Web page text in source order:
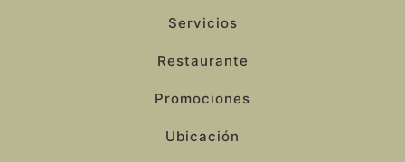
Servicios
Restaurante
Promociones
Ubicación